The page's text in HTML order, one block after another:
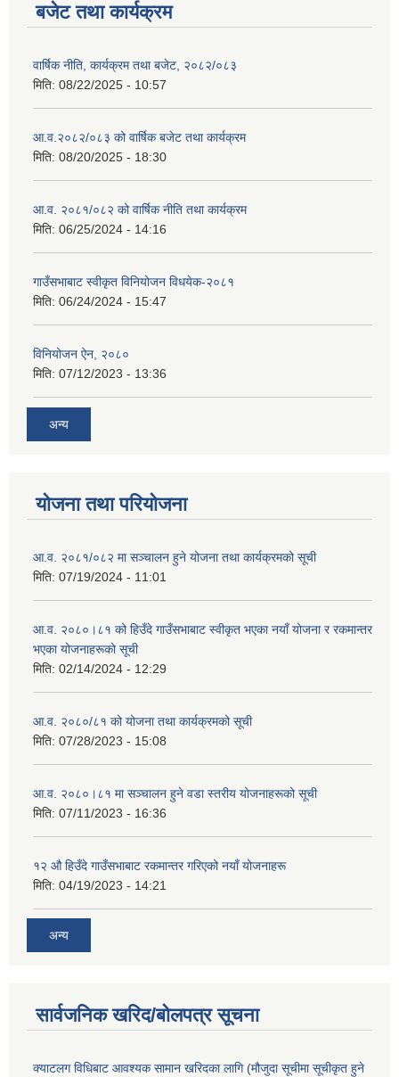
बजेट तथा कार्यक्रम
वार्षिक नीति, कार्यक्रम तथा बजेट, २०८२/०८३
मिति: 08/22/2025 - 10:57
आ.व.२०८२/०८३ को वार्षिक बजेट तथा कार्यक्रम
मिति: 08/20/2025 - 18:30
आ.व. २०८१/०८२ को वार्षिक नीति तथा कार्यक्रम
मिति: 06/25/2024 - 14:16
गाउँसभाबाट स्वीकृत विनियोजन विधयेक-२०८१
मिति: 06/24/2024 - 15:47
विनियोजन ऐन, २०८०
मिति: 07/12/2023 - 13:36
अन्य
योजना तथा परियोजना
आ.व. २०८१/०८२ मा सञ्चालन हुने योजना तथा कार्यक्रमको सूची
मिति: 07/19/2024 - 11:01
आ.व. २०८०।८१ को हिउँदे गाउँसभाबाट स्वीकृत भएका नयाँ योजना र रकमान्तर
भएका योजनाहरूको सूची
मिति: 02/14/2024 - 12:29
आ.व. २०८०/८१ को योजना तथा कार्यक्रमको सूची
मिति: 07/28/2023 - 15:08
आ.व. २०८०।८१ मा सञ्चालन हुने वडा स्तरीय योजनाहरूको सूची
मिति: 07/11/2023 - 16:36
१२ औ हिउँदे गाउँसभाबाट रकमान्तर गरिएको नयाँ योजनाहरू
मिति: 04/19/2023 - 14:21
अन्य
सार्वजनिक खरिद/बोलपत्र सूचना
क्याटलग विधिबाट आवश्यक सामान खरिदका लागि (मौजुदा सूचीमा सूचीकृत हुने